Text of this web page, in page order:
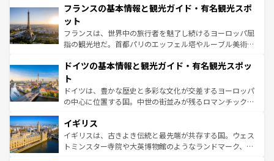
なお、新着のイタリア情報はコンテンツ一覧を参照してほ
しい。
文化が根付くこの国では、情熱的なフラメンコ、熱気あふ
れる闘牛、そして美味しいタパスが生活の一部となってい
る。首都マドリードの洗練された雰囲気や、バルセロナの
アートに溢れた街角から、地方では古代ローマ遺跡や中世
せる。地方によって風土や気候が異なるスペインはその個
ンテンツ一覧 を参照してほしい。
フランスの基本情報と観光ガイド・有名観光スポ
ット
フランスは、世界中の旅行者を魅了し続けるヨーロッパ屈
指の観光地だ。首都パリのエッフェル塔やルーブル美術館
で、幅広い魅力が詰まっている。華麗な宮殿、歴史的な大
聖堂、美しいビーチ、そして豊かな自然が、訪れる者を心
から魅了する。また、フランスは美食の国としても知ら
れ、フランス料理はユネスコ無形文化遺産にも登録されて
香り高いラベンダー畑など、多彩な楽しみ方が可能だ。さ
らに、パリ以外の地域にも魅力が溢れており、どの街角に
も豊かな歴史と文化が息づいている。パリ以外の個性あふ
ドイツの基本情報と観光ガイド・有名観光スポッ
ト
ドイツは、豊かな歴史と多彩な文化が交差するヨーロッパ
の中心に位置する国。中世の街並みが残るロマンチック街
顔を持つこの国は、どこを歩いても飽きることがない。ベ
ルリンの文化的活気、バイエルン州のアルプスの絶景、そ
してライン川沿いのワイン畑といった風景は必見。ビール
イギリス
イギリスは、古きよき伝統と最先端が共存する国。ウェス
トミンスター寺院や大英博物館のようなランドマーク、歴